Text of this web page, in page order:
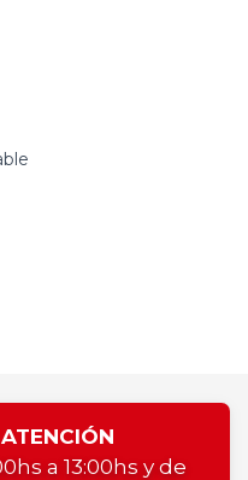
a 13:00hs y de